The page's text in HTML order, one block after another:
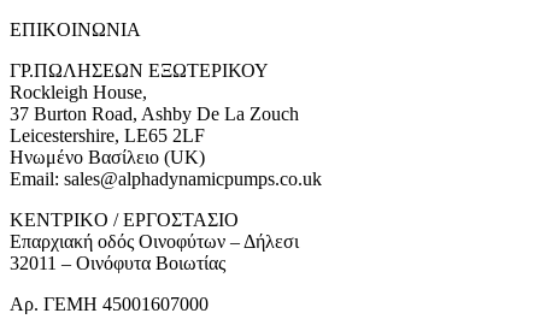
ΕΠΙΚOIΝΩΝΙΑ
ΓΡ.ΠΩΛΗΣΕΩΝ ΕΞΩΤΕΡΙΚΟΥ
Rockleigh House,
37 Burton Road, Ashby De La Zouch
Leicestershire, LE65 2LF
Ηνωμένο Βασίλειο (UK)
Email: sales@alphadynamicpumps.co.uk
KENTΡIKO / ΕΡΓΟΣΤΑΣΙΟ
Επαρχιακή οδός Οινοφύτων – Δήλεσι
32011 – Οινόφυτα Βοιωτίας
Αρ. ΓΕΜΗ 45001607000